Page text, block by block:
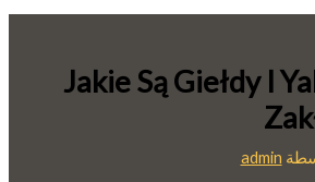
Jakie Są Giełdy I
admin